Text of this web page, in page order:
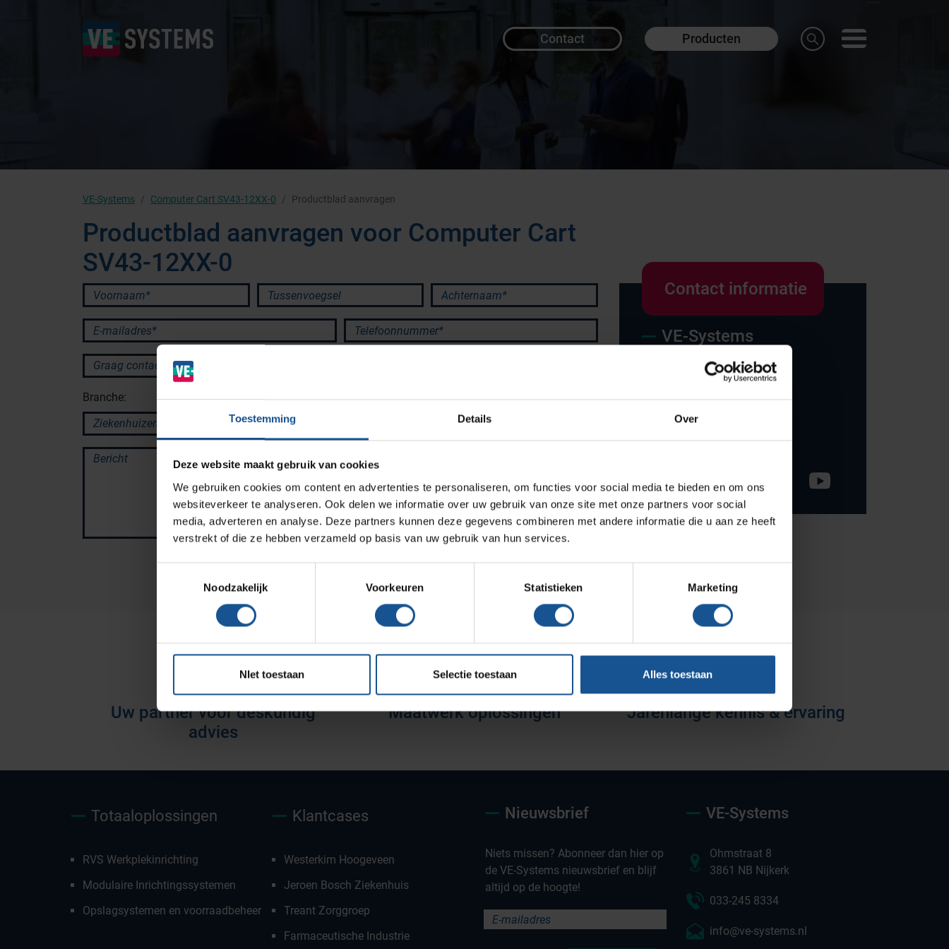
Toestemming Details Over
Deze website maakt gebruik van cookies
We gebruiken cookies om content en advertenties te personaliseren, om functies voor social media te bieden en om ons
websiteverkeer te analyseren. Ook delen we informatie over uw gebruik van onze site met onze partners voor social
media, adverteren en analyse. Deze partners kunnen deze gegevens combineren met andere informatie die u aan ze heeft
verstrekt of die ze hebben verzameld op basis van uw gebruik van hun services.
Noodzakelijk
Voorkeuren Statistieken Marketing
NIet toestaan Selectie toestaan Alles toestaan
Contact Producten
VE-Systems Computer Cart SV43-12XX-0 Productblad aanvragen
Productblad aanvragen voor Computer Cart
SV43-12XX-0
Voornaam* Tussenvoegsel Achternaam*
E-mailadres* Telefoonnummer*
Graag contact via:
Branche:
Bericht
Verzenden
Contact informatie
VE-Systems
Ohmstraat 8
3861 NB Nijkerk
info@ve-systems.nl
Uw partner voor deskundig
advies
Maatwerk oplossingen Jarenlange kennis & ervaring
Totaaloplossingen
RVS Werkplekinrichting
Modulaire Inrichtingssystemen
Opslagsystemen en voorraadbeheer
Klantcases
Westerkim Hoogeveen
Jeroen Bosch Ziekenhuis
Treant Zorggroep
Farmaceutische Industrie
Nieuwsbrief
Niets missen? Abonneer dan hier op
de VE-Systems nieuwsbrief en blijf
altijd op de hoogte!
VE-Systems
Ohmstraat 8
3861 NB Nijkerk
033-245 8334
info@ve-systems.nl
Branches
Ziekenhuizen en klinieken
Zorginstellingen
Laboratoria
Cleanrooms
Logistiek en opslag
Afvalinzamelaars
Farmaceutische industrie
Solutions
RVS Werkplekinrichting
Modulaire Inrichtingssystemen
Opslagsystemen en
voorraadbeheer
Productlijnen
Medische afvalverpakkingen
Opslagmogelijkheden
Medische (verzorgings)wagens
Medicijn- en verbandkasten
Werkplekinrichting
Assortiment
Onze merken
Hammerlit
Metro
Zarges
BINBIN
Over VE-Systems
Contact
Ons team
Klantcases
Vacatures